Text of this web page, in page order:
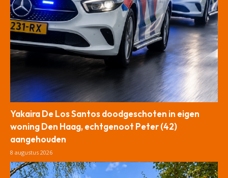
Yakaira De Los Santos doodgeschoten in eigen
woning Den Haag, echtgenoot Peter (42)
aangehouden
8 augustus 2026